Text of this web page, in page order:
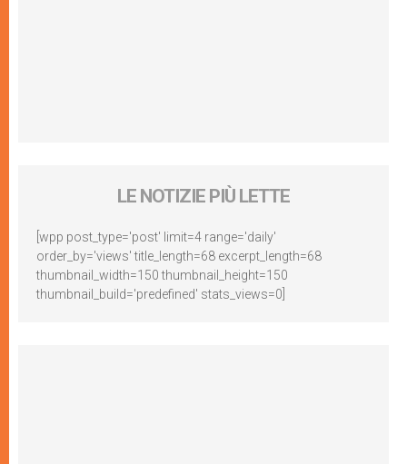
LE NOTIZIE PIÙ LETTE
[wpp post_type='post' limit=4 range='daily'
order_by='views' title_length=68 excerpt_length=68
thumbnail_width=150 thumbnail_height=150
thumbnail_build='predefined' stats_views=0]